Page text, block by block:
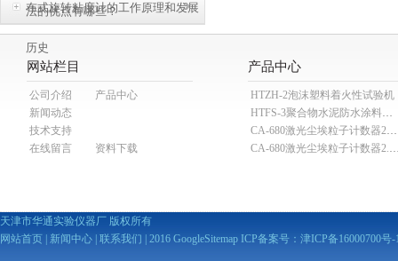
法的优点有哪些？
布式旋转粘度计的工作原理和发展
历史
网站栏目
公司介绍
产品中心
新闻动态
技术支持
在线留言
资料下载
产品中心
HTZH-2泡沫塑料着火性试验机
HTFS-3聚合物水泥防水涂料分散机
CA-680激光尘埃粒子计数器28.3L
CA-680激光尘埃粒子
天津市华通实验仪器厂 版权所有
网站首页
新闻中心 联系我们 | 2016 GoogleSitemap ICP备案号： 津ICP备16000700号-